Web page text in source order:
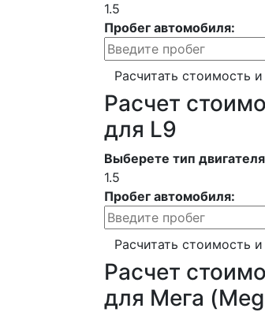
1.5
Пробег автомобиля:
Расчитать стоимость и
Расчет
для L9
Выберете тип
1.5
Пробег автомобиля:
Расчитать стоимость и
Расчет
для Мега